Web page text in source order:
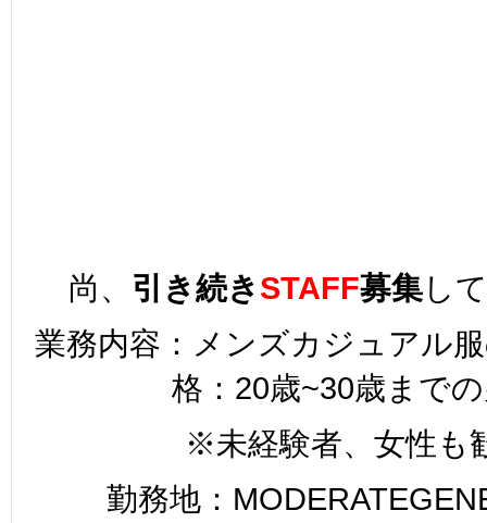
尚、 引き続きSTAFF募集し
業務内容：メンズカジュアル
格：20歳~30歳まで
※未経験者、女性も
勤務地：